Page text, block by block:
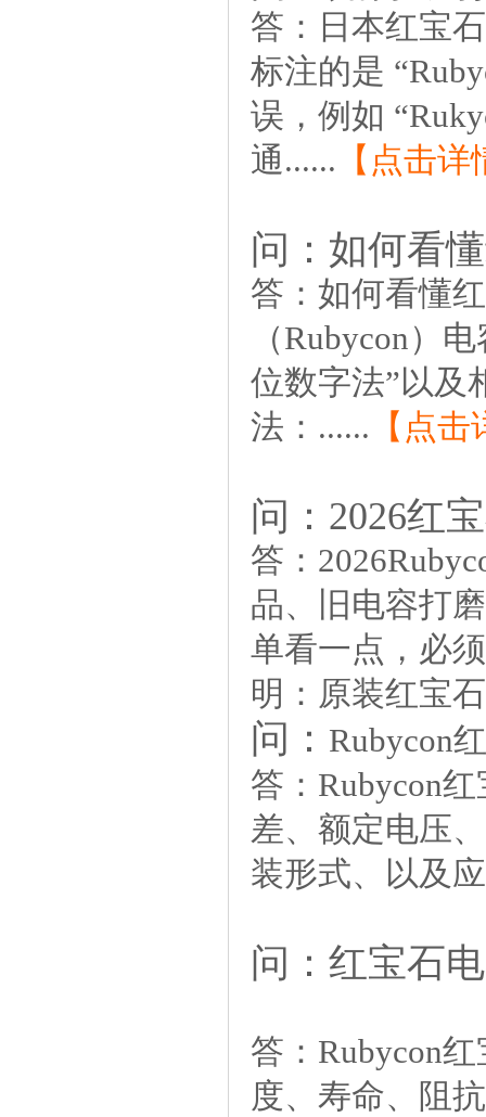
答： 日本红宝
标注的是
误，例如
通...... 【点击详
问：如何看
答： 如何看懂
（Rubycon）
位数字法”以及
法：...... 【点
问：2026红
答：
品、旧电容打
单看一点，必
明：原装红宝
问： Rubycon
答： Rubycon
差、额定电压
装形式、以及
问： 红宝石
答： Rubycon
度、寿命、阻